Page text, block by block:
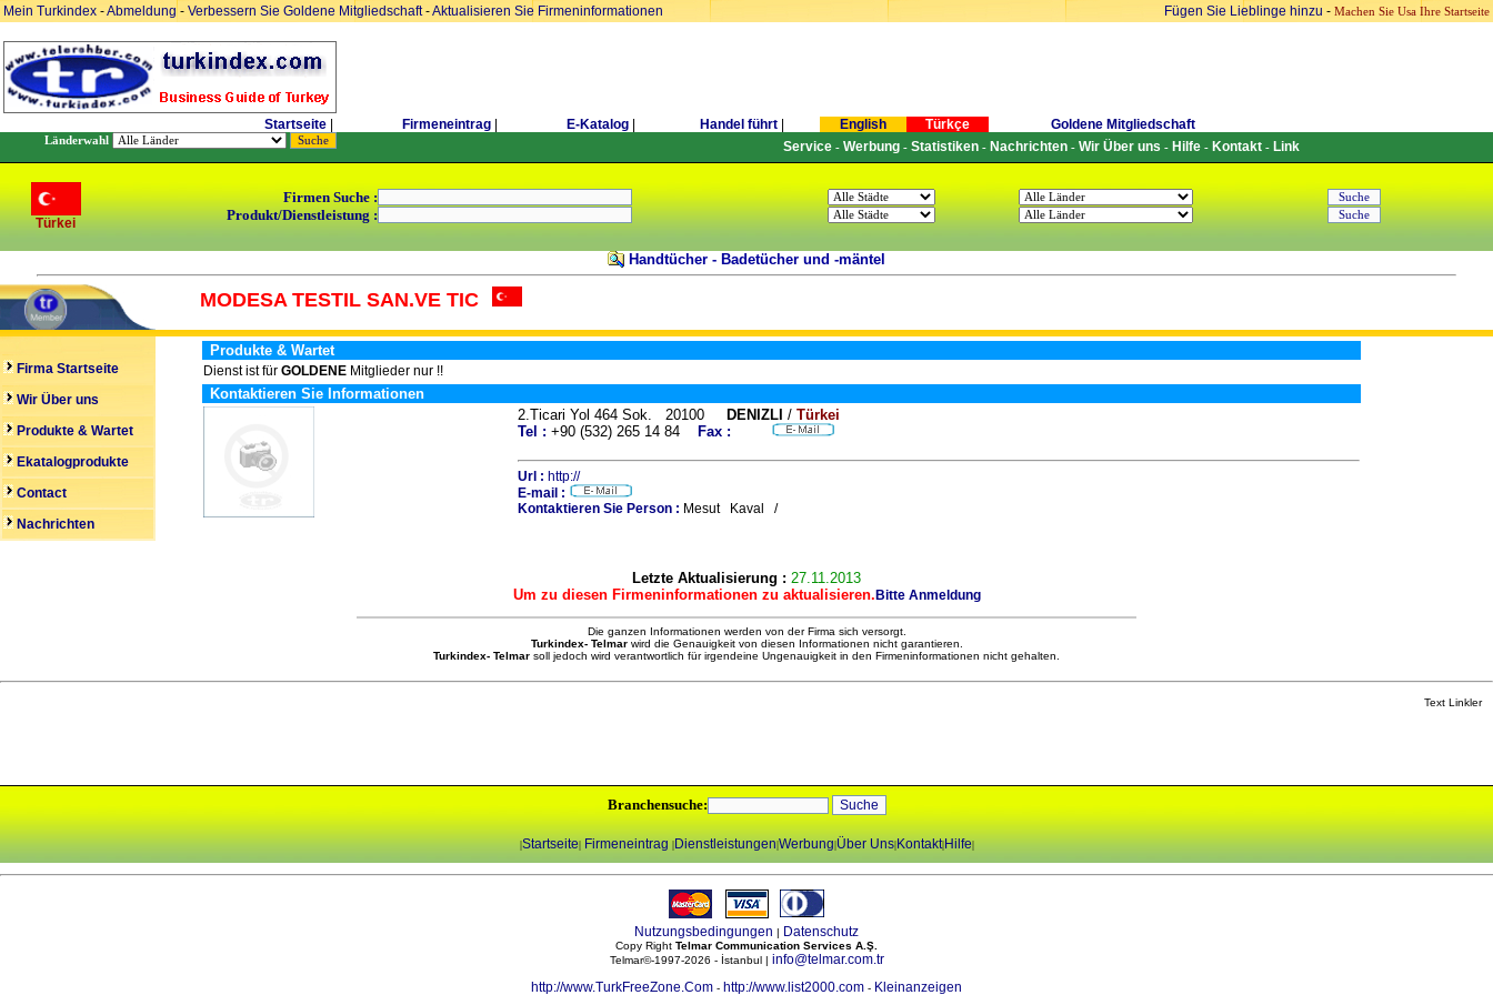
Mein Turkindex -Abmeldung- Verbessern Sie Goldene Mitgliedschaft-Aktualisieren Sie Firmeninformationen Fügen Sie Lieblinge hinzu - Machen Sie Usa Ihre Startseite
Startseite Firmeneintrag E-Katalog Handel führt English Türkçe Goldene Mitgliedschaft
Länderwahl Service- Werbung- Statistiken- Nachrichten- Wir Über uns - Hilfe- Kontakt- Link
Türkei
Firmen Suche :
Produkt/Dienstleistung :
Handtücher - Badetücher und -mäntel
MODESA TESTIL SAN.VE TIC
Firma Startseite
Wir Über uns
Produkte & Wartet
Ekatalogprodukte
Contact
Nachrichten
Produkte & Wartet
Dienst ist für GOLDENE Mitglieder nur !!
Kontaktieren Sie Informationen
2.Ticari Yol 464 Sok. 20100
DENIZLI / Türkei
Tel : +90 (532) 265 14 84 Fax :
Url : http://
E-mail :
Kontaktieren Sie Person : Mesut Kaval /
Letzte Aktualisierung : 27.11.2013
Um zu diesen Firmeninformationen zu aktualisieren. Bitte Anmeldung
Die ganzen Informationen werden von der Firma sich versorgt.
Turkindex- Telmar wird die Genauigkeit von diesen Informationen nicht garantieren.
Turkindex- Telmar soll jedoch wird verantwortlich für irgendeine Ungenauigkeit in den Firmeninformationen nicht gehalten.
Text Linkler
Branchensuche:
|Startseite| Firmeneintrag |Dienstleistungen|Werbung|Über Uns|Kontakt|Hilfe|
Nutzungsbedingungen | Datenschutz
Copy Right Telmar Communication Services A.Ş.
Telmar©-1997-2026 - İstanbul | info@telmar.com.tr
http://www.TurkFreeZone.Com - http://www.list2000.com - Kleinanzeigen